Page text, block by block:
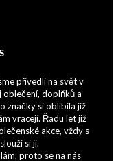
přivedli na svět v
doplňků a
značky si oblíbila již
vracejí. Řadu let již
akce, vždy s
si ji.
proto se na nás